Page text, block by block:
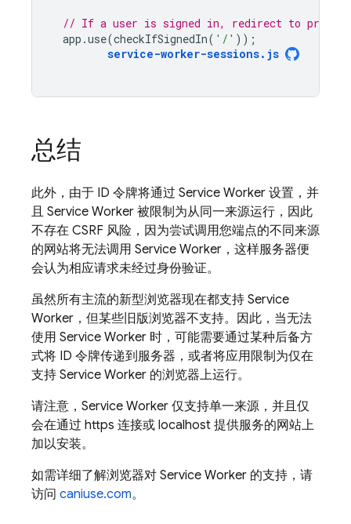
// If a user is signed in, redirect to profile
app .use(checkIfSignedIn( '/' ));
service-worker-sessions. js
总结
此外，由于 ID 令牌将通过 Service Worker 设置，并
且 Service Worker 被限制为从同一来源运行，因此
不存在 CSRF 风险，因为尝试调用您端点的不同来源
的网站将无法调用 Service Worker，这样服务器便
会认为相应请求未经过身份验证。
虽然所有主流的新型浏览器现在都支持 Service
Worker，但某些旧版浏览器不支持。因此，当无法
使用 Service Worker 时，可能需要通过某种后备方
式将 ID 令牌传递到服务器，或者将应用限制为仅在
支持 Service Worker 的浏览器上运行。
请注意，Service Worker 仅支持单一来源，并且仅
会在通过 https 连接或 localhost 提供服务的网站上
加以安装。
如需详细了解浏览器对 Service Worker 的支持，请
访问 caniuse.com。